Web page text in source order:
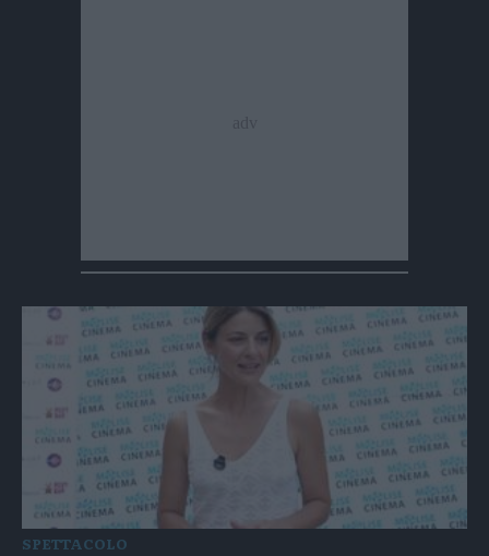
SPETTACOLO